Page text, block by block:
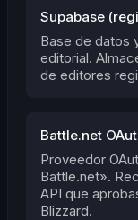
Supabase
Base de datos
editorial.
de editores
Battle.net
Proveedor
Battle.net».
API que
Blizzard.